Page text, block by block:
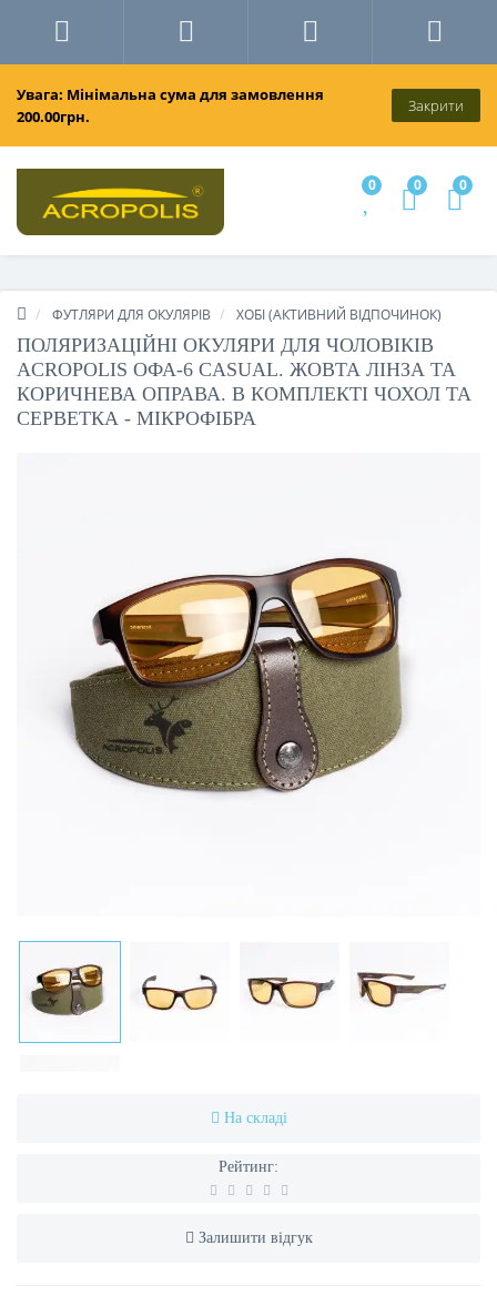
Увага: Мінімальна сума для замовлення
200.00грн.
Закрити
0 0 0
ФУТЛЯРИ ДЛЯ ОКУЛЯРІВ ХОБІ (АКТИВНИЙ ВІДПОЧИНОК)
ПОЛЯРИЗАЦІЙНІ ОКУЛЯРИ ДЛЯ ЧОЛОВІКІВ
ACROPOLIS ОФА-6 CASUAL. ЖОВТА ЛІНЗА ТА
КОРИЧНЕВА ОПРАВА. В КОМПЛЕКТІ ЧОХОЛ ТА
СЕРВЕТКА - МІКРОФІБРА
На складі
Рейтинг:
Залишити відгук